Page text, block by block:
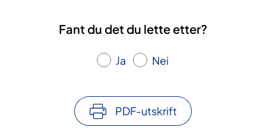
Fant du det du lette etter?
Ja Nei
PDF-utskrift